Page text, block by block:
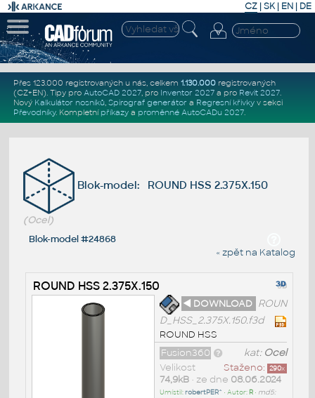
CZ | SK| EN | DE
Přes 123.000 registrovaných u nás, celkem 1.130.000registrovaných
(CZ+EN). Tipy pro AutoCAD 2027, pro Inventor 2027a pro Revit 2027.
Nový Kalkulátor nosníků, Spirograf generátor a Regresní křivkyv sekci
Převodníky. Kompletní příkazya proměnné AutoCADu 2027.
Blok-model: ROUND HSS 2.375X.150
(Ocel)
Blok-model #24868
« zpět na Katalog
ROUND HSS 2.375X.150
◄ DOWNLOAD ROUN
D_HSS_2.375X.150.f3d
ROUND HSS
kat: Ocel
Fusion360
Staženo: 290x
Velikost
74,9kB• ze dne 08.06.2024
Umístil:robertPER^ • Autor: R• md5: